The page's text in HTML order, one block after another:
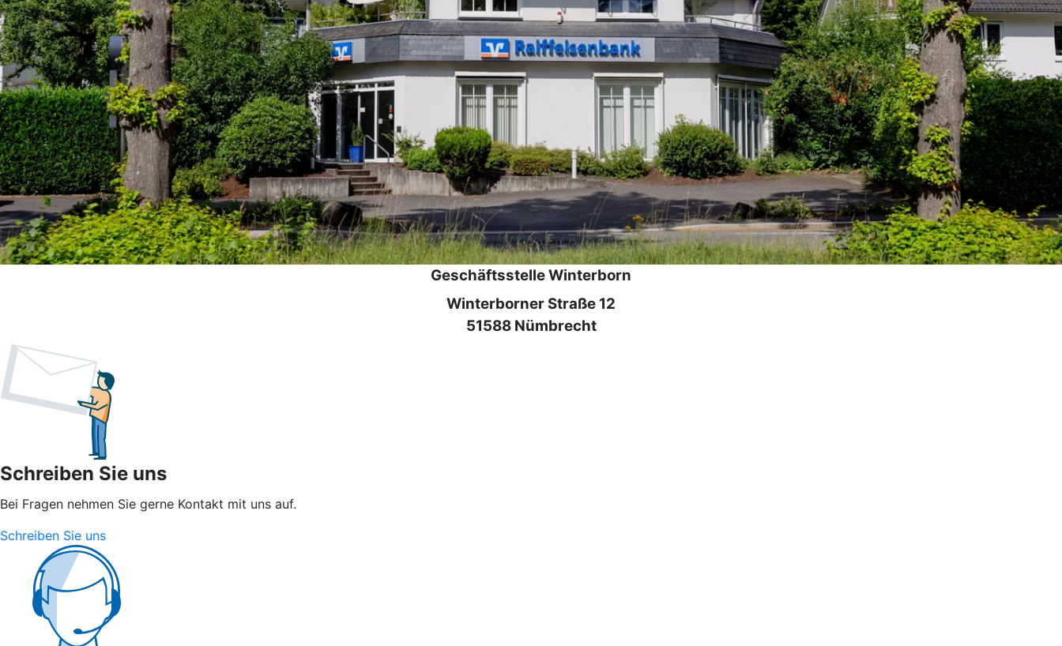
Geschäftsstelle Winterborn
Winterborner Straße 12
51588 Nümbrecht
Schreiben Sie uns
Bei Fragen nehmen Sie gerne Kontakt mit uns auf.
Schreiben Sie uns